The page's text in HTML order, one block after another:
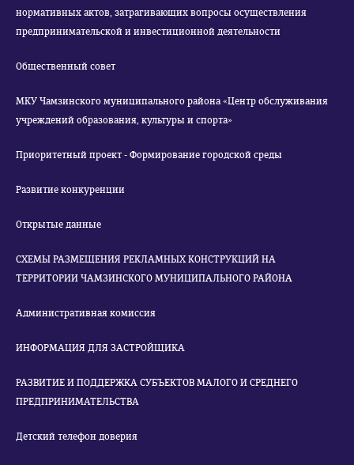
нормативных актов, затрагивающих вопросы осуществления
предпринимательской и инвестиционной деятельности
Общественный совет
МКУ Чамзинского муниципального района «Центр обслуживания
учреждений образования, культуры и спорта»
Приоритетный проект - Формирование городской среды
Развитие конкуренции
Открытые данные
СХЕМЫ РАЗМЕЩЕНИЯ РЕКЛАМНЫХ КОНСТРУКЦИЙ НА
ТЕРРИТОРИИ ЧАМЗИНСКОГО МУНИЦИПАЛЬНОГО РАЙОНА
Административная комиссия
ИНФОРМАЦИЯ ДЛЯ ЗАСТРОЙЩИКА
РАЗВИТИЕ И ПОДДЕРЖКА СУБЪЕКТОВ МАЛОГО И СРЕДНЕГО
ПРЕДПРИНИМАТЕЛЬСТВА
Детский телефон доверия